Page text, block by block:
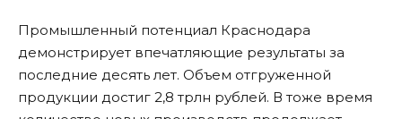
Промышленный потенциал Краснодара
демонстрирует впечатляющие результаты за
последние десять лет. Объем отгруженной
продукции достиг 2,8 трлн рублей. В тоже время